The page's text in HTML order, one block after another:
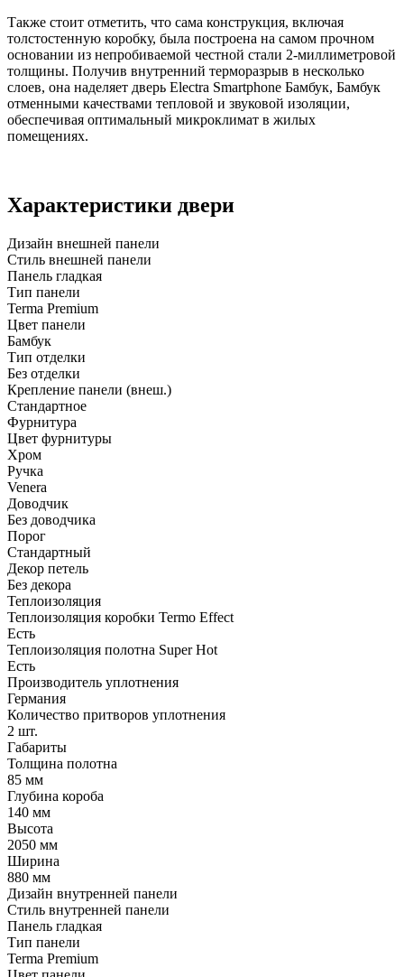
Также стоит отметить, что сама конструкция, включая
толстостенную коробку, была построена на самом прочном
основании из непробиваемой честной стали 2-миллиметровой
толщины. Получив внутренний терморазрыв в несколько
слоев, она наделяет дверь Electra Smartphone Бамбук, Бамбук
отменными качествами тепловой и звуковой изоляции,
обеспечивая оптимальный микроклимат в жилых
помещениях.
Характеристики двери
Дизайн внешней панели
Стиль внешней панели
Панель гладкая
Тип панели
Terma Premium
Цвет панели
Бамбук
Тип отделки
Без отделки
Крепление панели (внеш.)
Стандартное
Фурнитура
Цвет фурнитуры
Хром
Ручка
Venera
Доводчик
Без доводчика
Порог
Стандартный
Декор петель
Без декора
Теплоизоляция
Теплоизоляция коробки Termo Effect
Есть
Теплоизоляция полотна Super Нot
Есть
Производитель уплотнения
Германия
Количество притворов уплотнения
2 шт.
Габариты
Толщина полотна
85 мм
Глубина короба
140 мм
Высота
2050 мм
Ширина
880 мм
Дизайн внутренней панели
Стиль внутренней панели
Панель гладкая
Тип панели
Terma Premium